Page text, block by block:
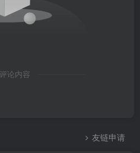
论内容
友链申请